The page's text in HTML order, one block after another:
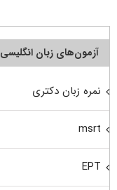
آزمون‌های زبان انگلیسی
نمره زبان دکتری
msrt
EPT